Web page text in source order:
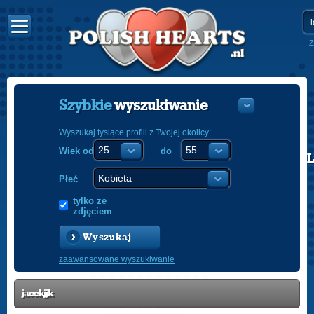
POLISH
Szybkiewyszukiwanie
Wyszukaj tysiące profili z Twojej okolicy:
Wiek od do
Płeć
tylko ze
zdjęciem
Wyszukaj
zaawansowane wyszukiwanie
jacekjjk